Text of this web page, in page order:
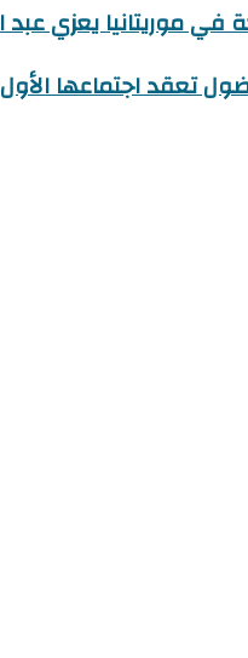
في موريتانيا يعزي عبد
تعقد اجتماعها